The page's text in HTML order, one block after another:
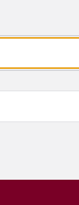
Gece